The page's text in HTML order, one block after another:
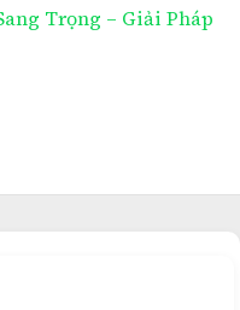
Trọng – Giải Pháp